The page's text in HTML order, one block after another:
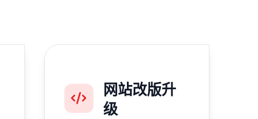
网站改版升
级